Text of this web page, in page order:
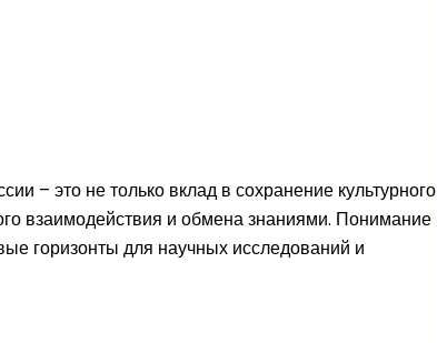
– это не только вклад в сохранение культурного
взаимодействия и обмена знаниями. Понимание
горизонты для научных исследований и